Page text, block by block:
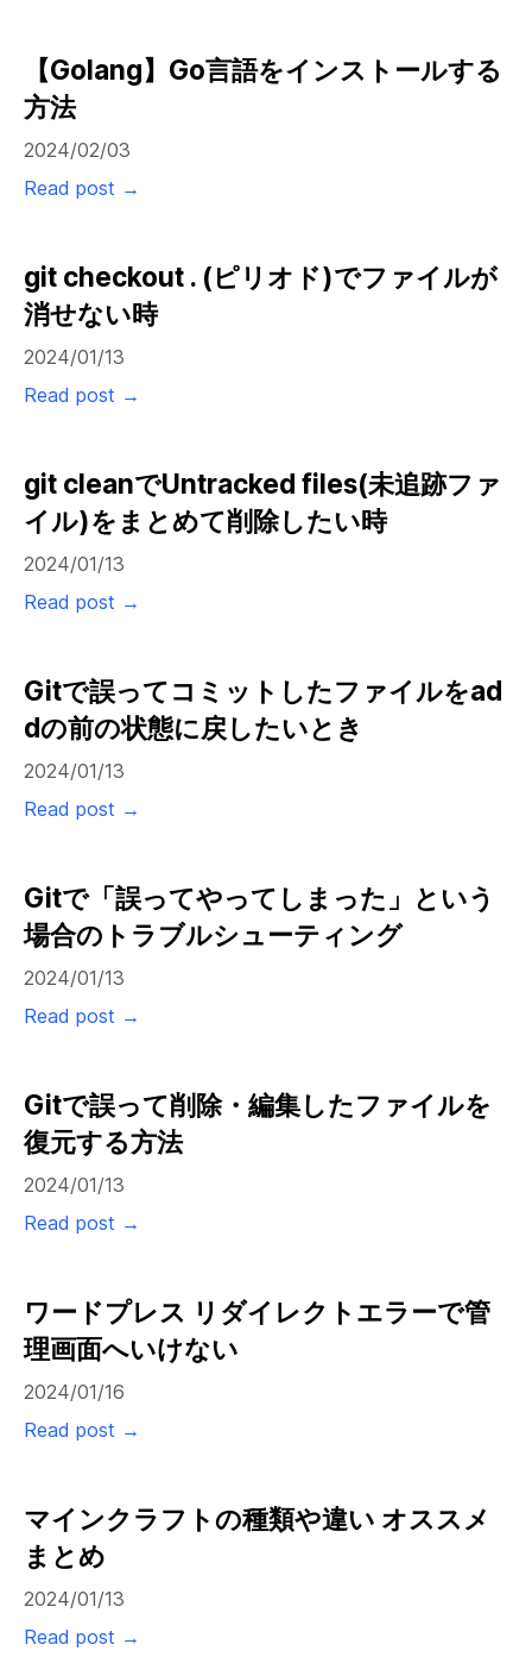
【Golang】Go言語をインストールする
方法
2024/02/03
Read post →
git checkout . (ピリオド)でファイルが
消せない時
2024/01/13
Read post →
git cleanでUntracked files(未追跡ファ
イル)をまとめて削除したい時
2024/01/13
Read post →
Gitで誤ってコミットしたファイルをad
dの前の状態に戻したいとき
2024/01/13
Read post →
Gitで「誤ってやってしまった」という
場合のトラブルシューティング
2024/01/13
Read post →
Gitで誤って削除・編集したファイルを
復元する方法
2024/01/13
Read post →
ワードプレス リダイレクトエラーで管
理画面へいけない
2024/01/16
Read post →
マインクラフトの種類や違い オススメ
まとめ
2024/01/13
Read post →